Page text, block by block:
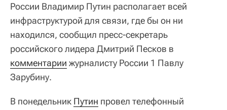
России Владимир Путин располагает всей
инфраструктурой для связи, где бы он ни
находился, сообщил пресс-секретарь
российского лидера Дмитрий Песков в
комментарии журналисту России 1 Павлу
Зарубину.
В понедельник Путин провел телефонный